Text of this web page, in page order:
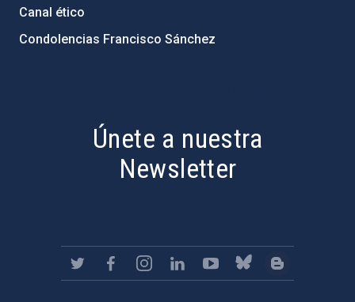
Canal ético
Condolencias Francisco Sánchez
Únete a nuestra
Newsletter